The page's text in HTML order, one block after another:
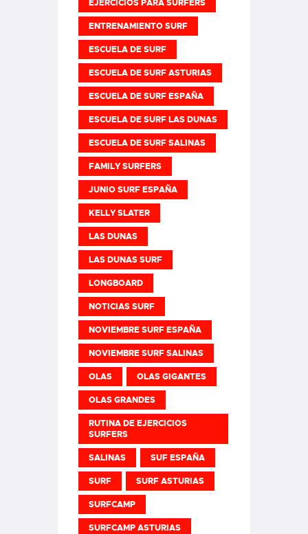
EJERCICIOS PARA SURFERS
ENTRENAMIENTO SURF
ESCUELA DE SURF
ESCUELA DE SURF ASTURIAS
ESCUELA DE SURF ESPAÑA
ESCUELA DE SURF LAS DUNAS
ESCUELA DE SURF SALINAS
FAMILY SURFERS
JUNIO SURF ESPAÑA
KELLY SLATER
LAS DUNAS
LAS DUNAS SURF
LONGBOARD
NOTICIAS SURF
NOVIEMBRE SURF ESPAÑA
NOVIEMBRE SURF SALINAS
OLAS OLAS GIGANTES
OLAS GRANDES
RUTINA DE EJERCICIOS
SURFERS
SALINAS SUF ESPAÑA
SURF SURF ASTURIAS
SURFCAMP
SURFCAMP ASTURIAS